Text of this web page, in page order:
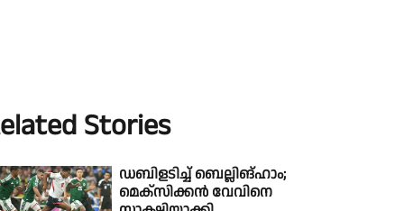
Stories
ഡബിളടിച്ച് ബെല്ലിങ്ഹാം;
മെക്സിക്കൻ വേവിനെ